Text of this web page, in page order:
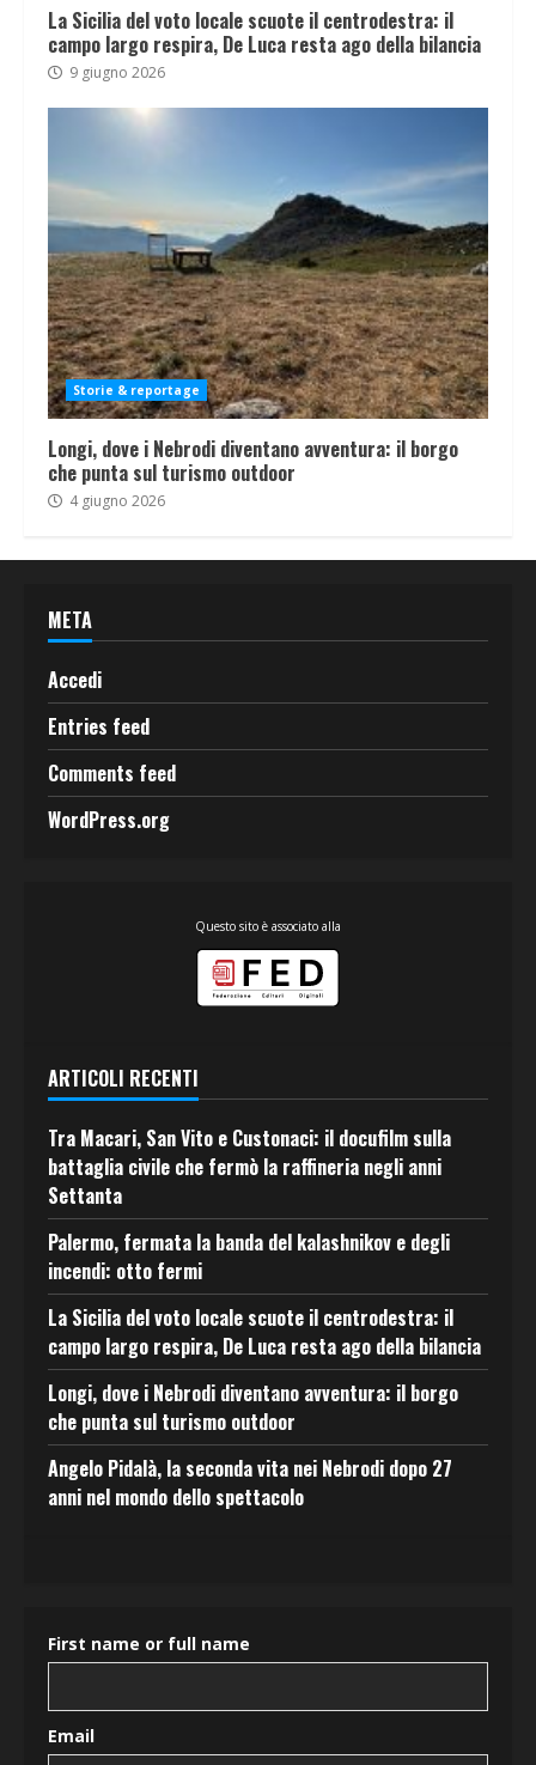
La Sicilia del voto locale scuote il centrodestra: il
campo largo respira, De Luca resta ago della bilancia
9 giugno 2026
Storie & reportage
Longi, dove i Nebrodi diventano avventura: il borgo
che punta sul turismo outdoor
4 giugno 2026
META
Accedi
Entries feed
Comments feed
WordPress.org
Questo sito è associato alla
ARTICOLI RECENTI
Tra Macari, San Vito e Custonaci: il docufilm sulla
battaglia civile che fermò la raffineria negli anni
Settanta
Palermo, fermata la banda del kalashnikov e degli
incendi: otto fermi
La Sicilia del voto locale scuote il centrodestra: il
campo largo respira, De Luca resta ago della bilancia
Longi, dove i Nebrodi diventano avventura: il borgo
che punta sul turismo outdoor
Angelo Pidalà, la seconda vita nei Nebrodi dopo 27
anni nel mondo dello spettacolo
First name or full name
Email